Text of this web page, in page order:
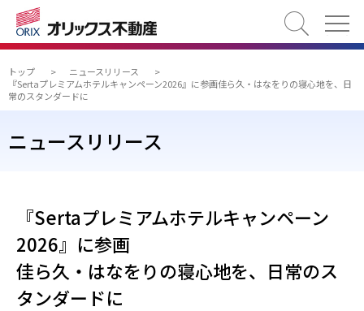
検索
トップ > ニュースリリース
>
『Sertaプレミアムホテルキャンペーン2026』に参画佳ら久・はなをりの寝心地を、日
常のスタンダードに
ニュースリリース
『Sertaプレミアムホテルキャンペーン
2026』に参画
佳ら久・はなをりの寝心地を、日常のス
タンダードに